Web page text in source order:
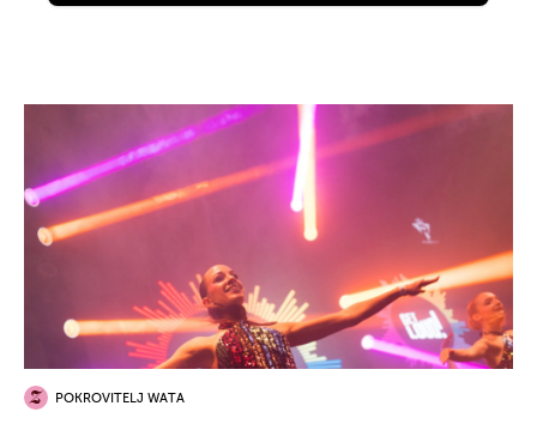
POKROVITELJ WATA